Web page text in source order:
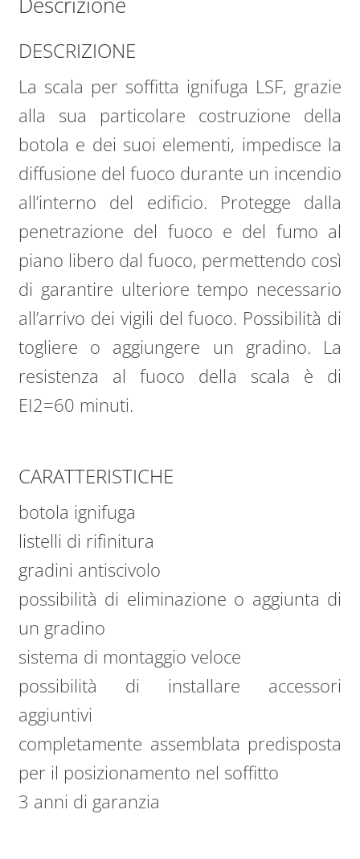
DESCRIZIONE
La scala per soffitta ignifuga LSF, grazie
alla sua particolare costruzione della
botola e dei suoi elementi, impedisce la
diffusione del fuoco durante un incendio
all’interno del edificio. Protegge dalla
penetrazione del fuoco e del fumo al
piano libero dal fuoco, permettendo così
di garantire ulteriore tempo necessario
all’arrivo dei vigili del fuoco. Possibilità di
togliere o aggiungere un gradino. La
resistenza al fuoco della scala è di
EI2=60 minuti.
CARATTERISTICHE
botola ignifuga
listelli di rifinitura
gradini antiscivolo
possibilità di eliminazione o aggiunta di
un gradino
sistema di montaggio veloce
possibilità di installare accessori
aggiuntivi
completamente assemblata predisposta
per il posizionamento nel soffitto
3 anni di garanzia